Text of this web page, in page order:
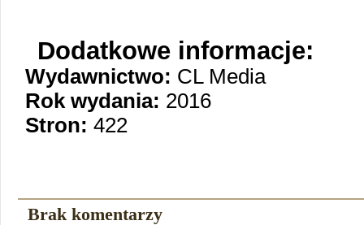
Dodatkowe informacje:
Wydawnictwo: CL Media
Rok wydania: 2016
Stron: 422
Brak komentarzy